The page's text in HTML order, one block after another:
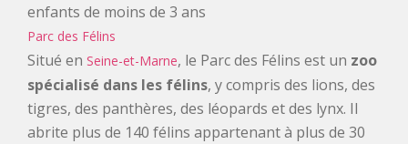
enfants de moins de 3 ans
Parc des Félins
Situé en Seine-et-Marne, le Parc des Félins est un zoo
spécialisé dans les félins, y compris des lions, des
tigres, des panthères, des léopards et des lynx. Il
abrite plus de 140 félins appartenant à plus de 30